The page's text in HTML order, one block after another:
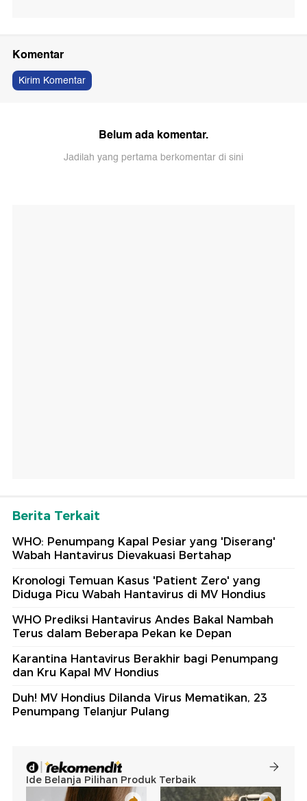
Komentar
Kirim Komentar
Belum ada komentar.
Jadilah yang pertama berkomentar di sini
Berita Terkait
WHO: Penumpang Kapal Pesiar yang 'Diserang'
Wabah Hantavirus Dievakuasi Bertahap
Kronologi Temuan Kasus 'Patient Zero' yang
Diduga Picu Wabah Hantavirus di MV Hondius
WHO Prediksi Hantavirus Andes Bakal Nambah
Terus dalam Beberapa Pekan ke Depan
Karantina Hantavirus Berakhir bagi Penumpang
dan Kru Kapal MV Hondius
Duh! MV Hondius Dilanda Virus Mematikan, 23
Penumpang Telanjur Pulang